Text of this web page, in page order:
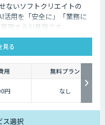
ないソフトクリエイトの
活用を「安全に」「業務に
現するAI基盤です。
します。
見る
用
無料プラン
円 なし
ス選択